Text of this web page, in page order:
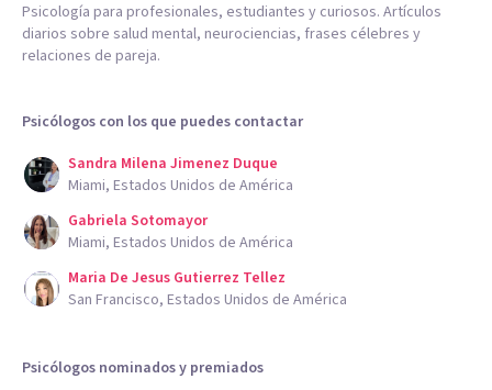
Psicología para profesionales, estudiantes y curiosos. Artículos
diarios sobre salud mental, neurociencias, frases célebres y
relaciones de pareja.
Psicólogos con los que puedes contactar
Sandra Milena Jimenez Duque
Miami, Estados Unidos de América
Gabriela Sotomayor
Miami, Estados Unidos de América
Maria De Jesus Gutierrez Tellez
San Francisco, Estados Unidos de América
Psicólogos nominados y premiados